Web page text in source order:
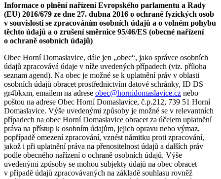
Informace o plnění nařízení Evropského parlamentu a Rady
(EU) 2016/679 ze dne 27. dubna 2016 o ochraně fyzických osob
v souvislosti se zpracováním osobních údajů a o volném pohybu
těchto údajů a o zrušení směrnice 95/46/ES (obecné nařízení
o ochraně osobních údajů)
Obec Horní Domaslavice, dále jen „obec“, jako správce osobních
údajů zpracovává údaje v níže uvedených případech (viz. příloha
seznam agend). Na obec je možné se k uplatnění práv v oblasti
osobních údajů obracet prostřednictvím datové schránky, ID DS
gr4bkxm, emailem na adrese obec@hornidomaslavice.cz nebo
poštou na adrese Obec Horní Domaslavice, č.p.212, 739 51 Horní
Domaslavice. Výše uvedenými způsoby je možné se v relevantních
případech na obec Horní Domaslavice obracet za účelem uplatnění
práva na přístup k osobním údajům, jejich opravu nebo výmaz,
popřípadě omezení zpracování, vznést námitku proti zpracování,
jakož i při uplatnění práva na přenositelnost údajů a dalších práv
podle obecného nařízení o ochraně osobních údajů. Výše
uvedenými způsoby se mohou subjekty údajů na obec obracet
v případě údajů zpracovávaných na základě souhlasu rovněž